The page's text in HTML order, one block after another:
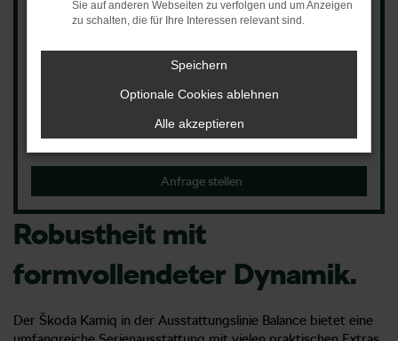
Robustheit mit
formvollendeter Dynamik.
Der Škoda Kamiq in der Ausstattungslinie Balance bietet eine
Beratungstermin / Probefahrt buchen
Anfrage stellen
Sie auf anderen Webseiten zu verfolgen und um Anzeigen
zu schalten, die für Ihre Interessen relevant sind.
Speichern
Optionale Cookies ablehnen
Alle akzeptieren